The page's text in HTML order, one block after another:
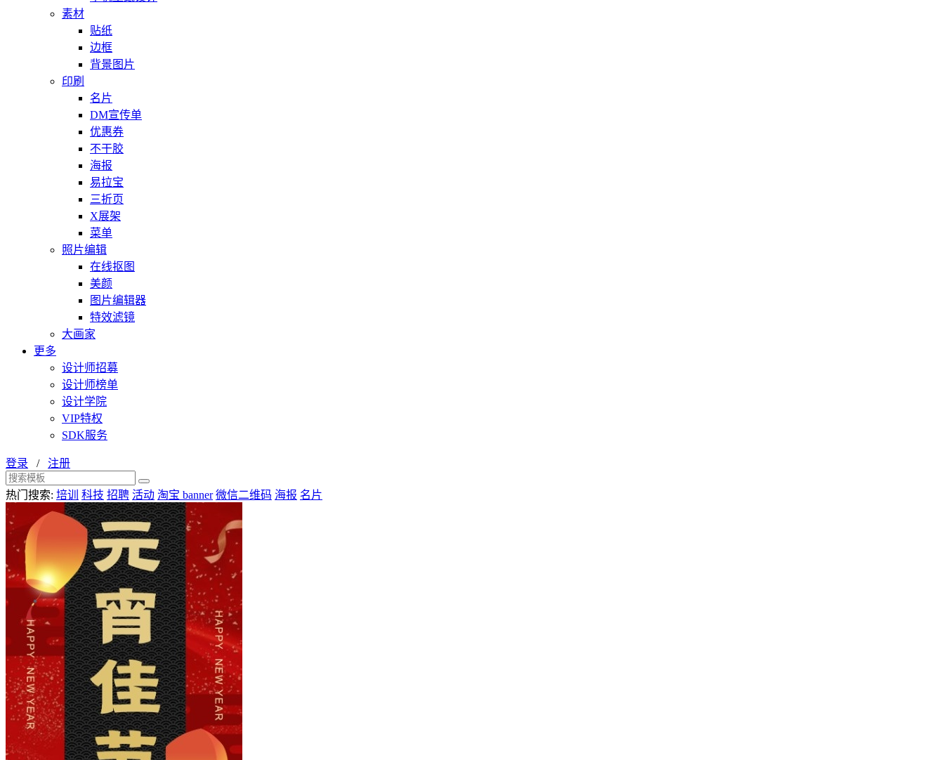
素材
贴纸
边框
背景图片
印刷
名片
DM宣传单
优惠券
不干胶
海报
易拉宝
三折页
X展架
菜单
照片编辑
在线抠图
美颜
图片编辑器
特效滤镜
大画家
更多
设计师招募
设计师榜单
设计学院
VIP特权
SDK服务
登录 / 注册
热门搜索: 培训 科技 招聘 活动 淘宝 banner 微信二维码 海报 名片